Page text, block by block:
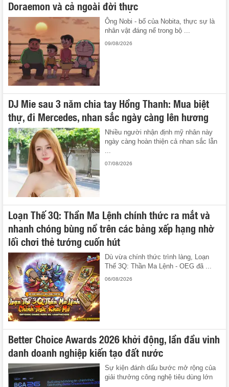
Doraemon và cả ngoài đời thực
Ông Nobi - bố của Nobita, thực sự là
nhân vật đáng nể trong bộ ...
09/08/2026
DJ Mie sau 3 năm chia tay Hồng Thanh: Mua biệt
thự, đi Mercedes, nhan sắc ngày càng lên hương
Nhiều người nhận định mỹ nhân này
ngày càng hoàn thiện cả nhan sắc lẫn
...
07/08/2026
Loạn Thế 3Q: Thần Ma Lệnh chính thức ra mắt và
nhanh chóng bùng nổ trên các bảng xếp hạng nhờ
lối chơi thẻ tướng cuốn hút
Dù vừa chính thức trình làng, Loạn
Thế 3Q: Thần Ma Lệnh - OEG đã ...
06/08/2026
Better Choice Awards 2026 khởi động, lần đầu vinh
danh doanh nghiệp kiến tạo đất nước
Sự kiện đánh dấu bước mở rộng của
giải thưởng công nghệ tiêu dùng lớn